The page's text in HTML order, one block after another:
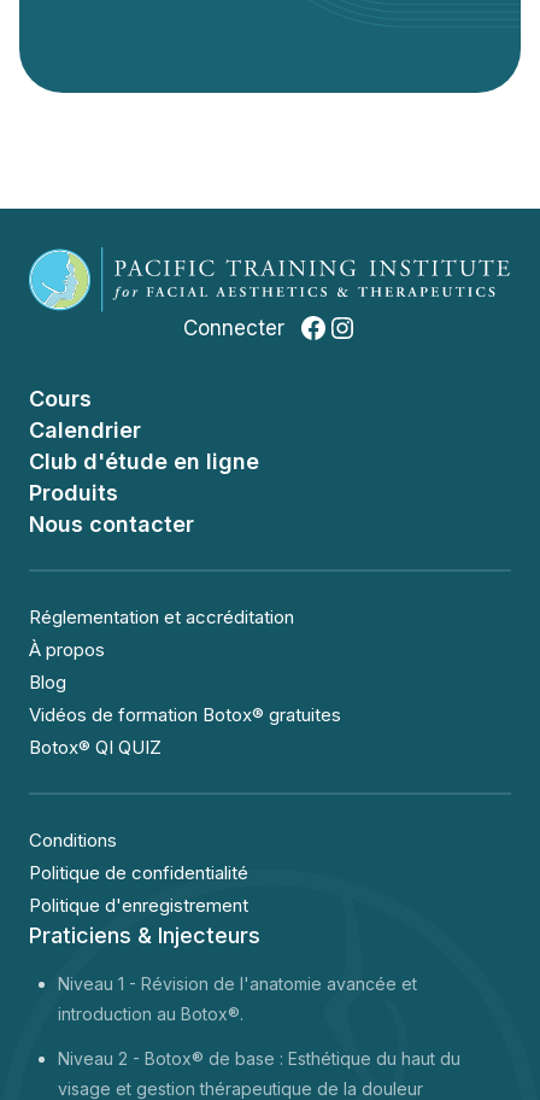
Connecter Facebook
Instagram
Cours
Calendrier
Club d'étude en ligne
Produits
Nous contacter
Réglementation et accréditation
À propos
Blog
Vidéos de formation Botox® gratuites
Botox® QI QUIZ
Conditions
Politique de confidentialité
Politique d'enregistrement
Praticiens & Injecteurs
Niveau 1 - Révision de l'anatomie avancée et
introduction au Botox®.
Niveau 2 - Botox® de base : Esthétique du haut du
visage et gestion thérapeutique de la douleur